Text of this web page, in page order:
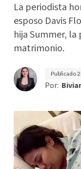
La periodista
esposo Davis
hija Summer,
matrimonio.
Publicado
Por: